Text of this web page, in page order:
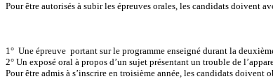
Pour être autorisés à subir les épreuves orales, les candidats doivent
1° Une épreuve portant sur le programme enseigné durant la
2° Un exposé oral à propos d’un sujet présentant un trouble de
Pour être admis à s’inscrire en troisième année, les candidats doivent